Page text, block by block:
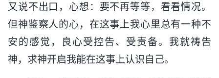
又说不出口，心想：要不再等等，看看情况。
但神鉴察人的心，在这事上我心里总有一种不
安的感觉，良心受控告、受责备。我就祷告
神，求神开启我能在这事上认识自己。